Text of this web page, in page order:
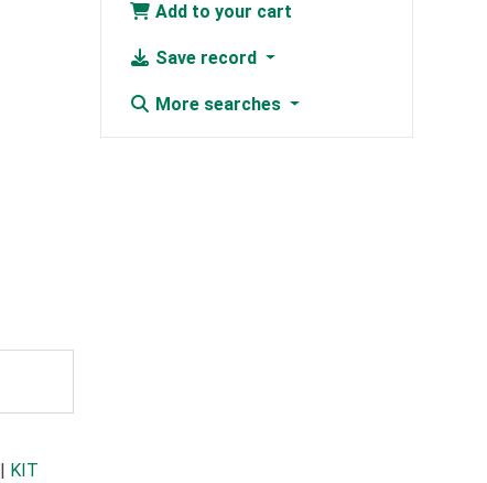
Add to your cart
Save record
More searches
| KIT